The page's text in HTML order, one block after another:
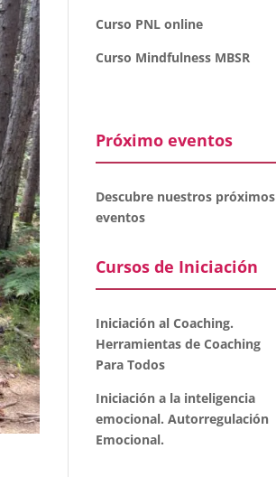
Curso PNL online
Curso Mindfulness MBSR
Próximo eventos
Descubre nuestros próximos
eventos
Cursos de Iniciación
Iniciación al Coaching.
Herramientas de Coaching
Para Todos
Iniciación a la inteligencia
emocional. Autorregulación
Emocional.